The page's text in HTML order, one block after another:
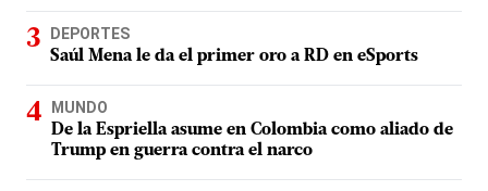
DEPORTES
Saúl Mena le da el primer oro a RD en eSports
MUNDO
De la Espriella asume en Colombia como aliado de
Trump en guerra contra el narco